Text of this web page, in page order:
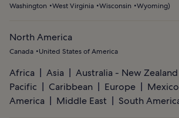
Washington
West Virginia Wisconsin Wyoming)
North America
Canada United States of America
Africa Asia
Australia - New
Pacific
Caribbean Europe
America
Middle East South